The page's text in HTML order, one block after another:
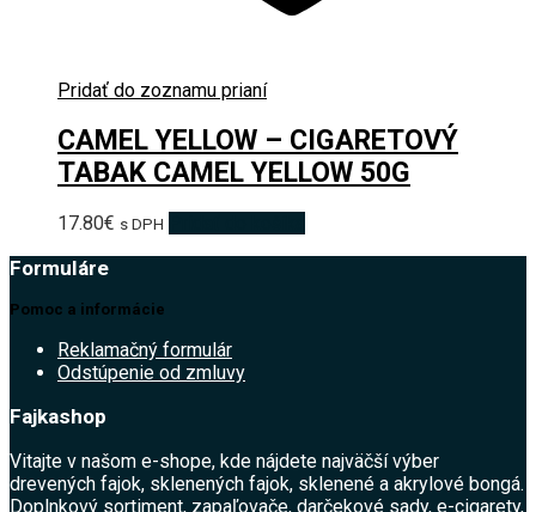
Pridať do zoznamu prianí
CAMEL YELLOW – CIGARETOVÝ
TABAK CAMEL YELLOW 50G
17.80€ s DPH
Formuláre
Pomoc a informácie
Reklamačný formulár
Odstúpenie od zmluvy
Fajkashop
Vitajte v našom e-shope, kde nájdete najväčší výber
drevených fajok, sklenených fajok, sklenené a akrylové bongá.
Doplnkový sortiment, zapaľovače, darčekové sady, e-cigarety,